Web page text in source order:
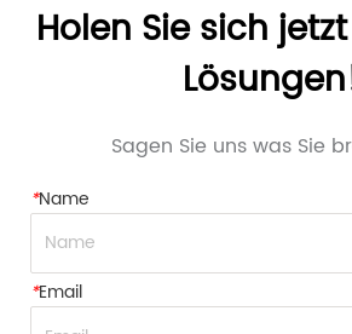
Holen Sie sich
Sagen Sie uns was Sie
*Name
*Email